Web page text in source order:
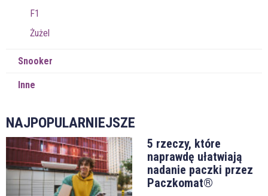
F1
Żużel
Snooker
Inne
NAJPOPULARNIEJSZE
5 rzeczy, które
naprawdę ułatwiają
nadanie paczki przez
Paczkomat®